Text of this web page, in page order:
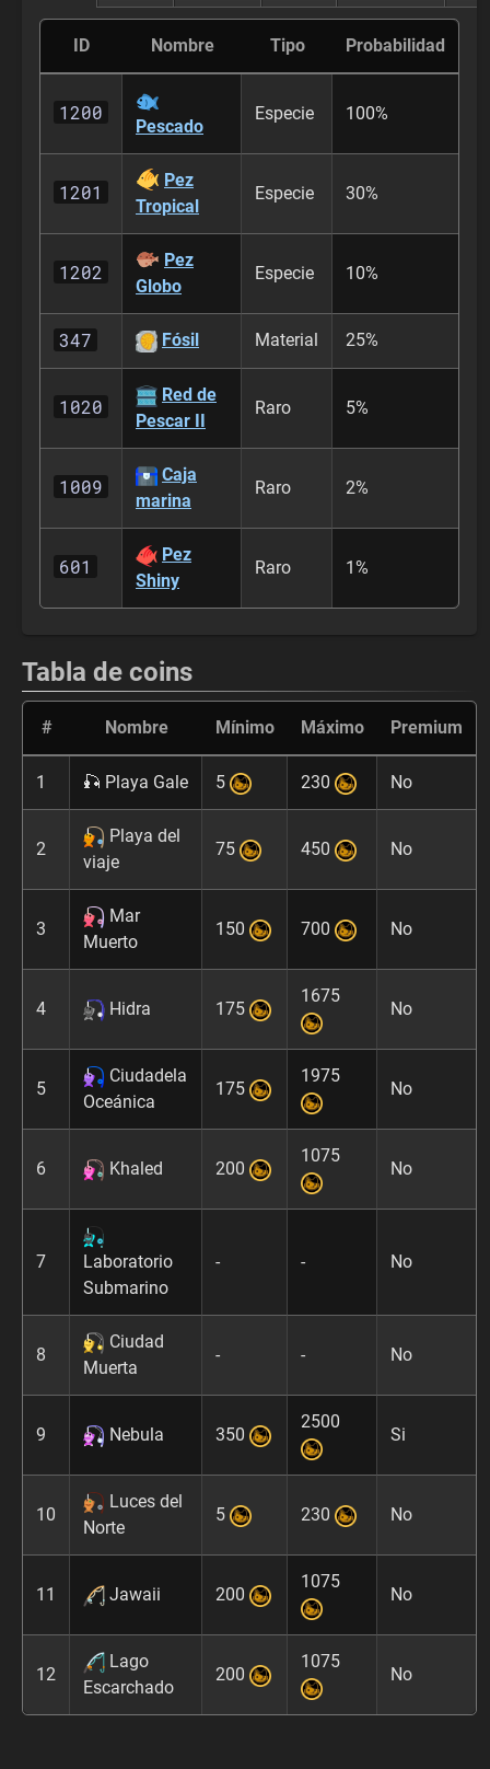
ID Nombre Tipo Probabilidad
1200
Pescado
Especie 100%
1201
Pez
Tropical
Especie 30%
1202
Pez
Globo
Especie 10%
347 Fósil Material 25%
1020
Red de
Pescar II
Raro 5%
1009
Caja
marina
Raro 2%
601
Pez
Shiny
Raro 1%
Tabla de coins
# Nombre Mínimo Máximo Premium
1 🎣 Playa Gale 5 230 No
2
Playa del
viaje
75 450 No
3
Mar
Muerto
150 700 No
4 Hidra 175
1675
No
5
Ciudadela
Oceánica
175
1975
No
6 Khaled 200
1075
No
7
Laboratorio
Submarino
- - No
8
Ciudad
Muerta
- - No
9 Nebula 350
2500
Si
10
Luces del
Norte
5 230 No
11 Jawaii 200
1075
No
12
Lago
Escarchado
200
1075
No